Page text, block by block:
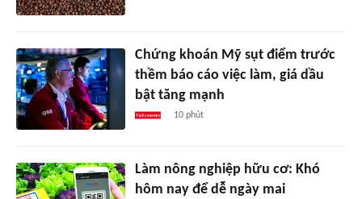
Chứng khoán Mỹ sụt điểm trước
thềm báo cáo việc làm, giá dầu
bật tăng mạnh
10 phút
Làm nông nghiệp hữu cơ: Khó
hôm nay để dễ ngày mai